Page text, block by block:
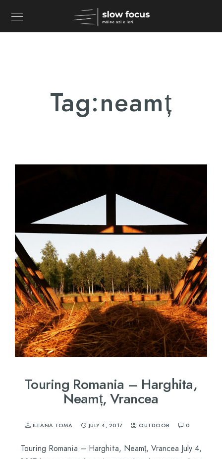
Tag:neamț
Touring Romania – Harghita,
Neamț, Vrancea
ILEANA TOMA JULY 4, 2017 OUTDOOR 0
Touring Romania – Harghita, Neamț, Vrancea July 4,